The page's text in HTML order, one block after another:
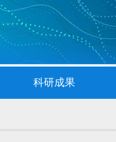
科研成果